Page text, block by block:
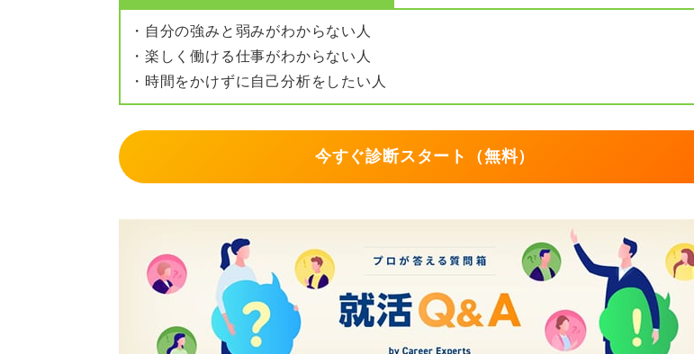
⑥終了後1営業日以内に感謝メールを送る
見学後は学びを「事実」「解釈」「次アクション」の順で整理し、志望理由や逆
質問にも転用しましょう。
・自分の強みと弱みがわからない人
・楽しく働ける仕事がわからない人
・時間をかけずに自己分析をしたい人
今すぐ診断スタート（無料）